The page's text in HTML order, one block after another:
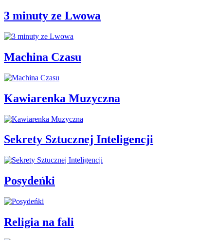
3 minuty ze Lwowa
Machina Czasu
Kawiarenka Muzyczna
Sekrety Sztucznej Inteligencji
Posydeńki
Religia na fali